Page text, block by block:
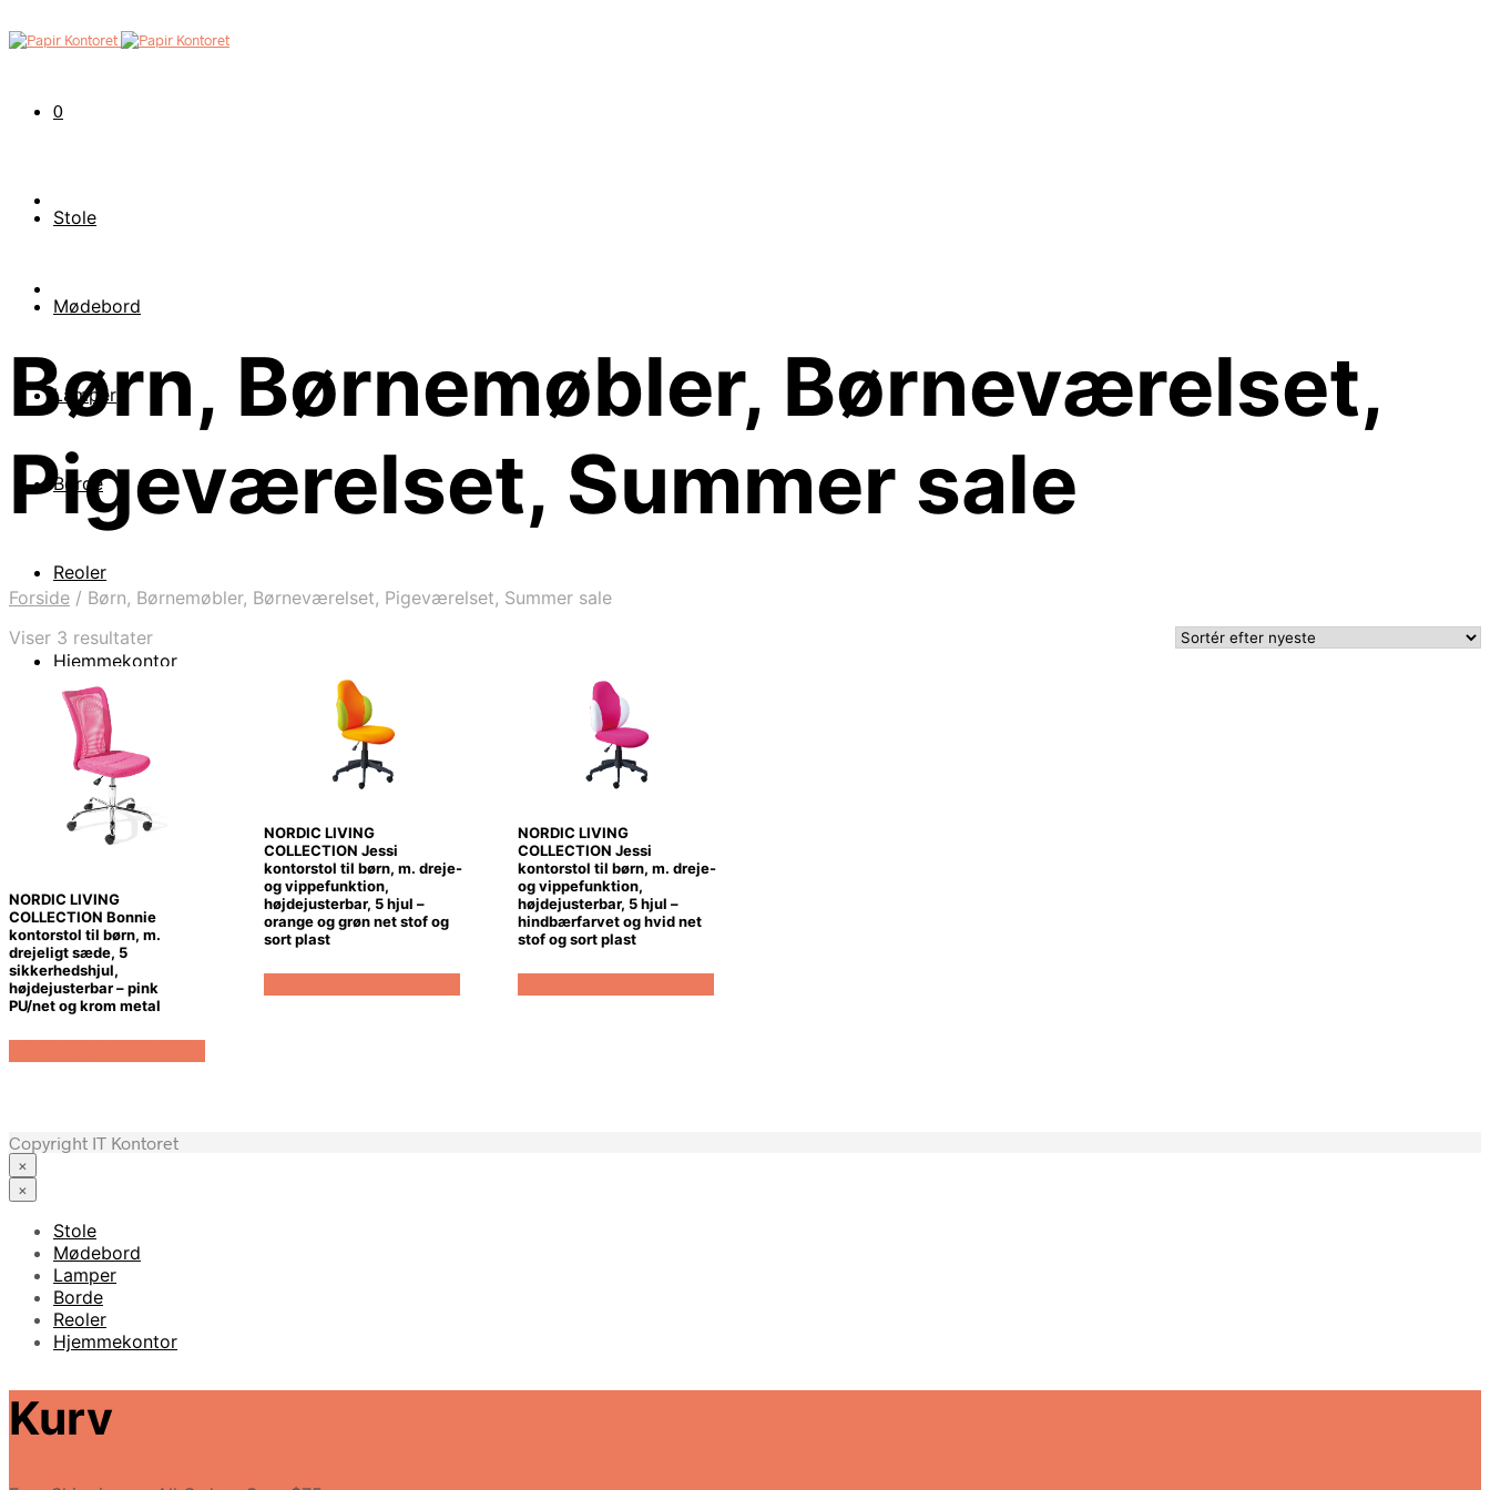
0
Stole
Mødebord
Lamper
Borde
Reoler
Hjemmekontor
Børn, Børnemøbler, Børneværelset,
Pigeværelset, Summer sale
Forside / Børn, Børnemøbler, Børneværelset, Pigeværelset, Summer sale
Viser 3 resultaterSorteret
efter
NORDIC LIVING
COLLECTION Bonnie
kontorstol til børn, m.
drejeligt sæde, 5
sikkerhedshjul,
højdejusterbar – pink
PU/net og krom metal
NORDIC LIVING
COLLECTION Jessi
kontorstol til børn, m. dreje-
og vippefunktion,
højdejusterbar, 5 hjul –
orange og grøn net stof og
sort plast
NORDIC LIVING
COLLECTION Jessi
kontorstol til børn, m. dreje-
og vippefunktion,
højdejusterbar, 5 hjul –
hindbærfarvet og hvid net
stof og sort plast
Copyright IT Kontoret
×
×
Stole
Mødebord
Lamper
Borde
Reoler
Hjemmekontor
Kurv